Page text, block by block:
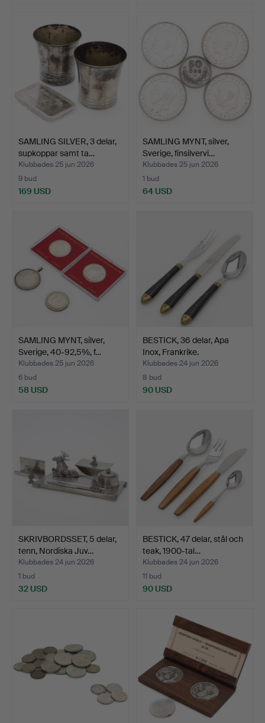
SAMLING SILVER, 3 delar,
supkoppar samt ta…
Klubbades 25 jun 2026
9 bud
169 USD
SAMLING MYNT, silver,
Sverige, finsilvervi…
Klubbades 25 jun 2026
1 bud
64 USD
SAMLING MYNT, silver,
Sverige, 40-92,5%, f…
Klubbades 25 jun 2026
6 bud
58 USD
BESTICK, 36 delar, Apa
Inox, Frankrike.
Klubbades 24 jun 2026
8 bud
90 USD
SKRIVBORDSSET, 5 delar,
tenn, Nordiska Juv…
Klubbades 24 jun 2026
1 bud
32 USD
BESTICK, 47 delar, stål och
teak, 1900-tal…
Klubbades 24 jun 2026
11 bud
90 USD